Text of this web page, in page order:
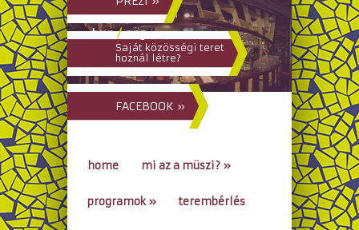
hun/eng
Saját közösségi teret
hoznál létre?
FACEBOOK »
home mi az a müszi? »
programok» terembérlés